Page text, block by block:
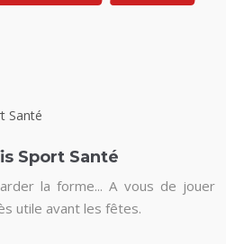
Sport Santé
la forme... A vous de jouer
utile avant les fêtes.